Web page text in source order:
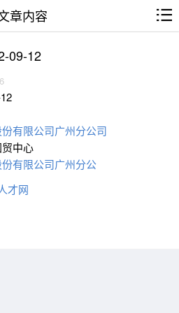
章内容
09-12
有限公司广州分公司
中心
有限公司广州分公
才网